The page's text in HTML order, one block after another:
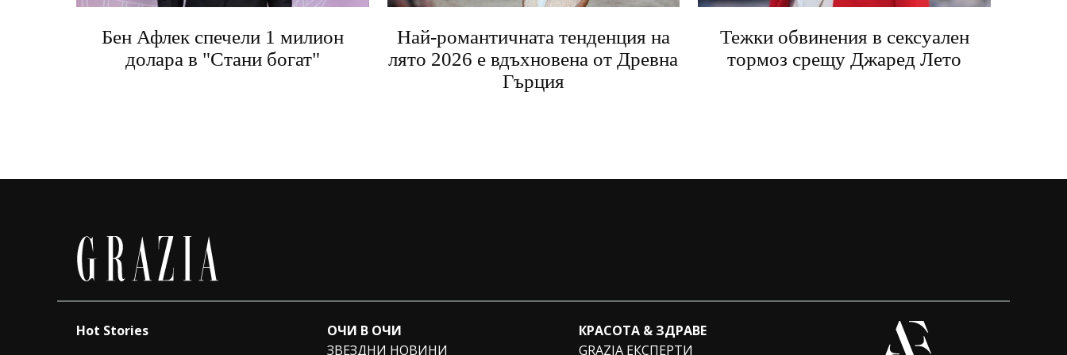
Бен Афлек спечели 1 милион
долара в "Стани богат"
Най-романтичната тенденция на
лято 2026 е вдъхновена от Древна
Гърция
Тежки обвинения в сексуален
тормоз срещу Джаред Лето
Hot Stories
ОЧИ В ОЧИ
ЗВЕЗДНИ НОВИНИ
КРАСОТА & ЗДРАВЕ
GRAZIA ЕКСПЕРТИ